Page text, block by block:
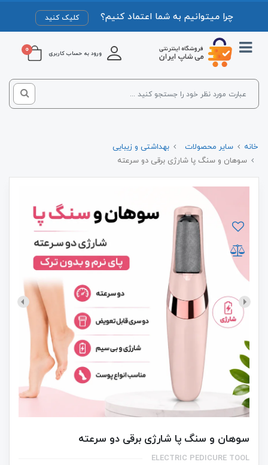
چرا میتوانیم به شما اعتماد کنیم؟ کلیک کنید
ورود به حساب کاربری 0
خانه سایر محصولات
بهداشتی و زیبایی
سوهان و سنگ پا شارژی برقی دو سرعته
سوهان و سنگ پا شارژی برقی دو سرعته
ELECTRIC PEDICURE TOOL